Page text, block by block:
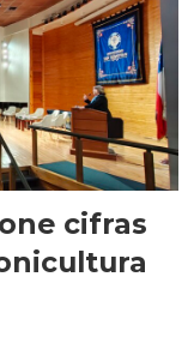
cifras